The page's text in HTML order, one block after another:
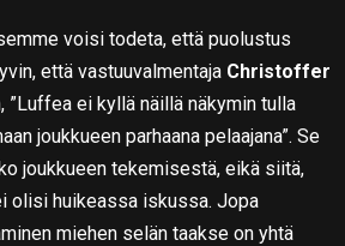
voisi todeta, että puolustus
että vastuuvalmentaja Christoffer
”Luffea ei kyllä näillä näkymin tulla
joukkueen parhaana pelaajana”. Se
joukkueen tekemisestä, eikä siitä,
olisi huikeassa iskussa. Jopa
miehen selän taakse on yhtä